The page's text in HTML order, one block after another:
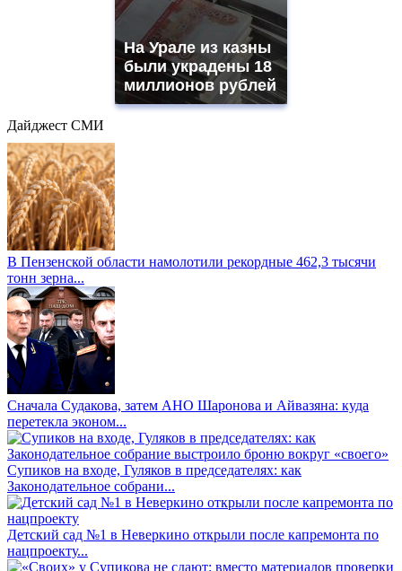
На Урале из казны
были украдены 18
миллионов рублей
Дайджест СМИ
В Пензенской области намолотили рекордные 462,3 тысячи
тонн зерна...
Сначала Судакова, затем АНО Шаронова и Айвазяна: куда
перетекла эконом...
Супиков на входе, Гуляков в председателях: как
Законодательное собрани...
Детский сад №1 в Неверкино открыли после капремонта по
нацпроекту...